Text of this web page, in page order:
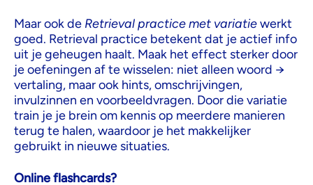
Maar ook de Retrieval practice met variatiewerkt
goed. Retrieval practice betekent dat je actief info
uit je geheugen haalt. Maak het effect sterker door
je oefeningen af te wisselen: niet alleen woord →
vertaling, maar ook hints, omschrijvingen,
invulzinnen en voorbeeldvragen. Door die variatie
train je je brein om kennis op meerdere manieren
terug te halen, waardoor je het makkelijker
gebruikt in nieuwe situaties.
Online flashcards?